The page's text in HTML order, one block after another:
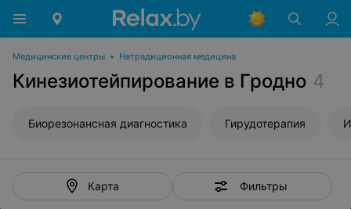
Медицинские центры • Нетрадиционная медицина
Кинезиотейпирование в Гродно 4
Биорезонансная диагностика Гирудотерапия
Карта Фильтры